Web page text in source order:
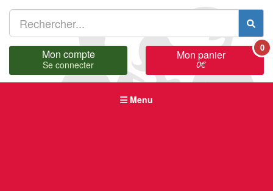
Mon compte
Se connecter
Mon panier
0€
0
Menu